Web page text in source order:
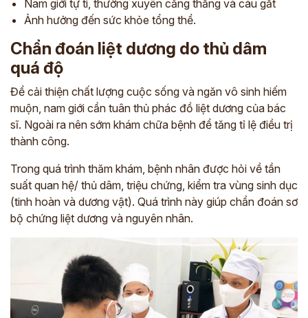
Nam giới tự ti, thường xuyên căng thẳng và cáu gắt
Ảnh hưởng đến sức khỏe tổng thể.
Chẩn đoán liệt dương do thủ dâm
quá độ
Để cải thiện chất lượng cuộc sống và ngăn vô sinh hiếm
muộn, nam giới cần tuân thủ phác đồ liệt dương của bác
sĩ. Ngoài ra nên sớm khám chữa bệnh để tăng tỉ lệ điều trị
thành công.
Trong quá trình thăm khám, bệnh nhân được hỏi về tần
suất quan hệ/ thủ dâm, triệu chứng, kiểm tra vùng sinh dục
(tinh hoàn và dương vật). Quá trình này giúp chẩn đoán sơ
bộ chứng liệt dương và nguyên nhân.